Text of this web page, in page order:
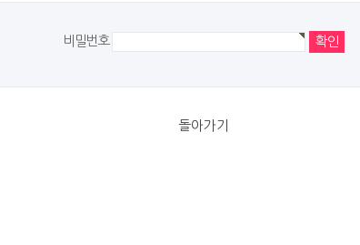
비밀번호
돌아가기